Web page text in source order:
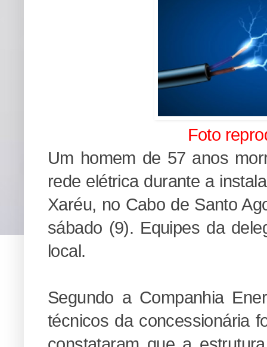
Foto
Um homem de 57 anos
rede elétrica durante a
Xaréu, no Cabo de Santo
sábado (9). Equipes da
local.
Segundo a Companhia
técnicos da concessionária